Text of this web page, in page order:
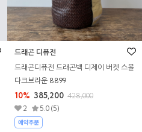
드래곤 디퓨전
드래곤디퓨전 드래곤백 디제이 버켓 스몰
다크브라운 8899
10% 385,200 428,000
2
5.0 (5)